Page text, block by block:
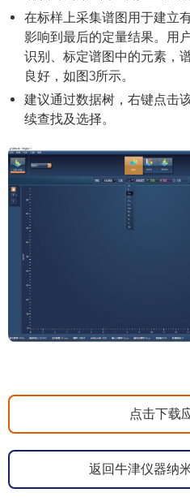
在标样上采集谱图用于建立
影响到最后的定量结果。用
识别、标定谱图中的元素，
良好，如图3所示。
建议通过数据树，右键点击
续查找及选择。
点击下载
返回牛津仪器纳